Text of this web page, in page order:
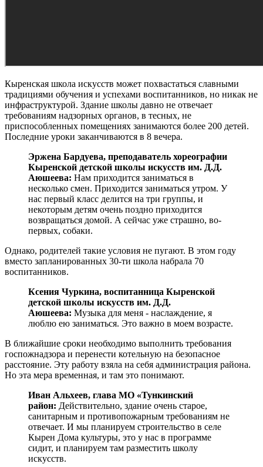
Кыренская школа искусств может похвастаться славными
традициями обучения и успехами воспитанников, но никак не
инфраструктурой. Здание школы давно не отвечает
требованиям надзорных органов, в тесных, не
приспособленных помещениях занимаются более 200 детей.
Последние уроки заканчиваются в 8 вечера.
Эржена Бардуева, преподаватель хореографии
Кыренской детской школы искусств им. Д.Д.
Аюшеева: Нам приходится заниматься в
несколько смен. Приходится заниматься утром. У
нас первый класс делится на три группы, и
некоторым детям очень поздно приходится
возвращаться домой. А сейчас уже страшно, во-
первых, собаки.
Однако, родителей такие условия не пугают. В этом году
вместо запланированных 30-ти школа набрала 70
воспитанников.
Ксения Чуркина, воспитанница Кыренской
детской школы искусств им. Д.Д.
Аюшеева: Музыка для меня - наслаждение, я
люблю ею заниматься. Это важно в моем возрасте.
В ближайшие сроки необходимо выполнить требования
госпожнадзора и перенести котельную на безопасное
расстояние. Эту работу взяла на себя администрация района.
Но эта мера временная, и там это понимают.
Иван Альхеев, глава МО «Тункинский
район: Действительно, здание очень старое,
санитарным и противопожарным требованиям не
отвечает. И мы планируем строительство в селе
Кырен Дома культуры, это у нас в программе
сидит, и планируем там разместить школу
искусств.